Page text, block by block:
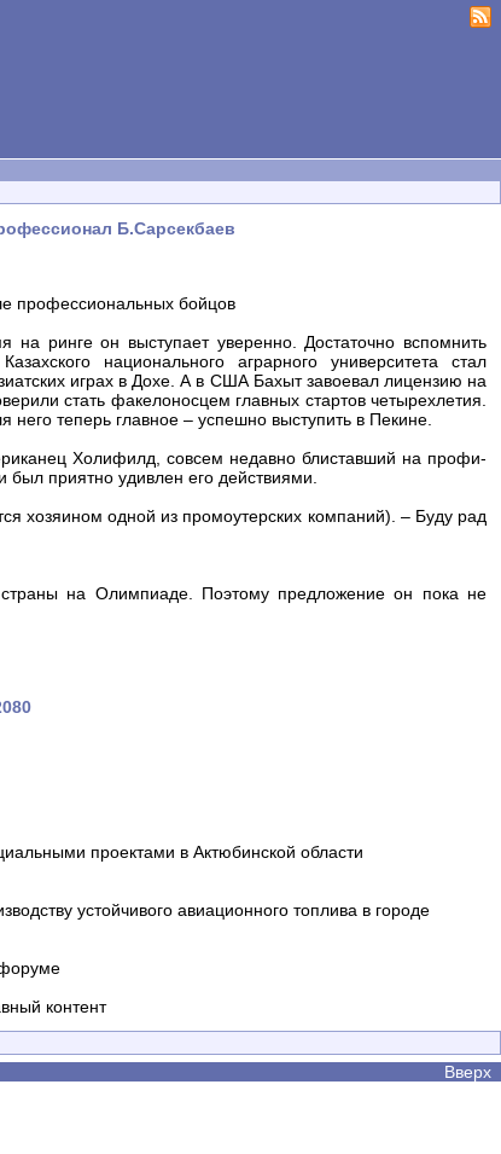
Б.Сарсекбаев
профессиональных бойцов
ринге он выступает уверенно. Достаточно вспомнить
национального аграрного университета стал
играх в Дохе. А в США Бахыт завоевал лицензию на
стать факелоносцем главных стартов четырехлетия.
теперь главное – успешно выступить в Пекине.
Холифилд, совсем недавно блиставший на профи­
был приятно удивлен его действиями.
хозяином одной из промоутерских компаний). – Буду рад
на Олимпиаде. Поэтому предложение он пока не
проектами в Актюбинской области
устойчивого авиационного топлива в городе
контент
Вверх